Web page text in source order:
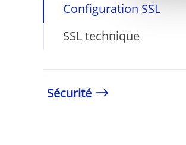
Configuration SSL
SSL technique
Sécurité